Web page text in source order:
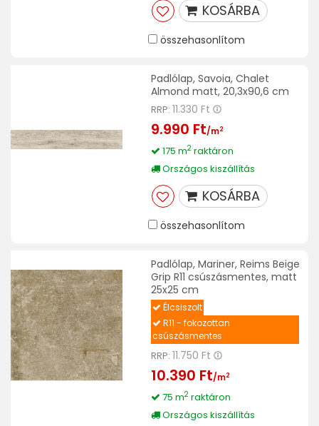
KOSÁRBA
összehasonlítom
Padlólap, Savoia, Chalet
Almond matt, 20,3x90,6 cm
RRP: 11.330 Ft
9.990 Ft/m2
175 m2raktáron
Országos kiszállítás
KOSÁRBA
összehasonlítom
Padlólap, Mariner, Reims Beige
Grip R11 csúszásmentes, matt
25x25 cm
Élcsiszolt
R11 - fokozottan
csúszásmentes
RRP: 11.750 Ft
10.390 Ft/m2
75 m2raktáron
Országos kiszállítás